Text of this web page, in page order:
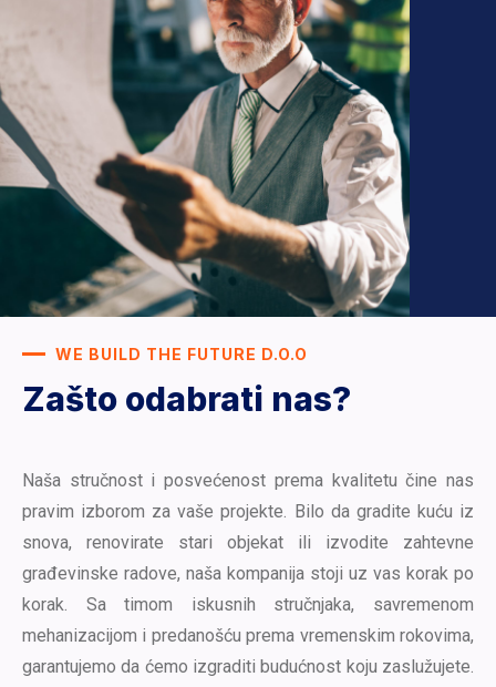
WE BUILD THE FUTURE D.O.O
Zašto odabrati nas?
Naša stručnost i posvećenost prema kvalitetu čine nas
pravim izborom za vaše projekte. Bilo da gradite kuću iz
snova, renovirate stari objekat ili izvodite zahtevne
građevinske radove, naša kompanija stoji uz vas korak po
korak. Sa timom iskusnih stručnjaka, savremenom
mehanizacijom i predanošću prema vremenskim rokovima,
garantujemo da ćemo izgraditi budućnost koju zaslužujete.